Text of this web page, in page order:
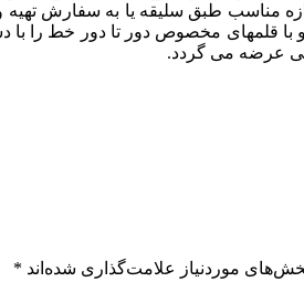
مناسب طبق سلیقه یا به سفارش
قلمهای مخصوص دور تا دور خط را با
عرضه می گردد.
موردنیاز علامت‌گذاری شده‌اند *